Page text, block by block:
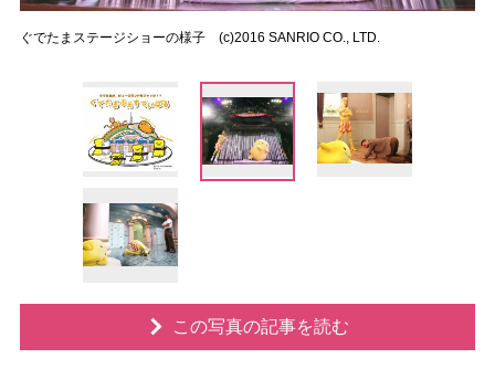
ぐでたまステージショーの様子 (c)2016 SANRIO CO., LTD.
この写真の記事を読む